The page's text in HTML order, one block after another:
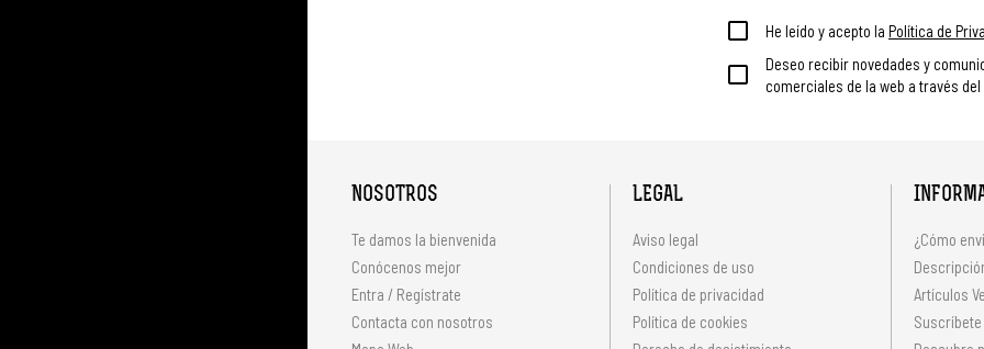
He leído y acepto la Política de
Deseo recibir novedades y
comerciales de la web a través
NOSOTROS
Te damos la bienvenida
Conócenos mejor
Entra / Regístrate
Contacta con nosotros
LEGAL
Aviso legal
Condiciones de uso
Política de privacidad
Política de cookies
¿Cómo
Artículos